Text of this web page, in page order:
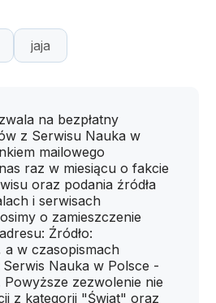
jaja
na bezpłatny
z Serwisu Nauka w
mailowego
raz w miesiącu o fakcie
oraz podania źródła
i serwisach
o zamieszczenie
Źródło:
a w czasopismach
Serwis Nauka w Polsce -
zezwolenie nie
z kategorii "Świat" oraz